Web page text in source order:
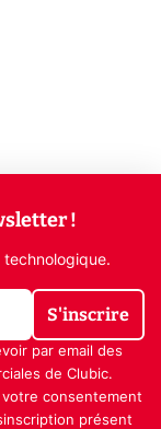
!
technologique.
S'inscrire
par email des
de Clubic.
votre consentement
présent